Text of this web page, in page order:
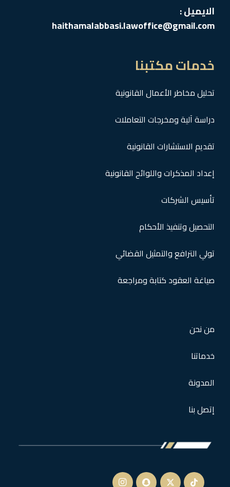
الايميل :
haithamalabbasi.lawoffice@gmail.com
خدمات مكتبنا
تحليل مخاطر الأعمال القانونية
دراسة آلية ومخرجات التعاملات
تقديم الاستشارات القانونية
إعداد المذكرات واللوائح القانونية
تأسيس الشركات
التحصيل وتنفيذ الأحكام
تولي الترافع والتمثيل القضائي
صياغة العقود كتابة ومراجعة
من نحن
خدماتنا
المدونة
إتصل بنا